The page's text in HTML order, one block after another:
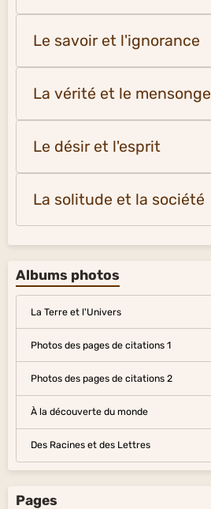
Le savoir et l'ignorance
La vérité et le mensonge
Le désir et l'esprit
La solitude et la société
Albums photos
La Terre et l'Univers
Photos des pages de citations 1
Photos des pages de citations 2
À la découverte du monde
Des Racines et des Lettres
Pages